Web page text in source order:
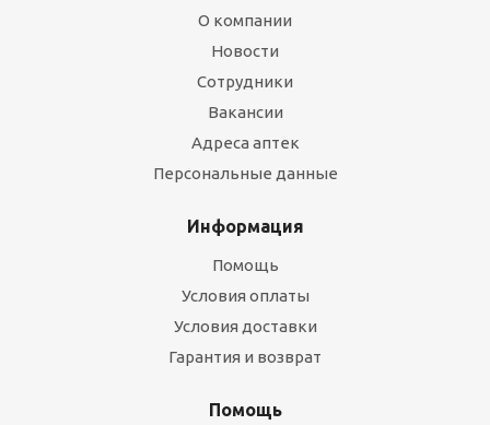
О компании
Новости
Сотрудники
Вакансии
Адреса аптек
Персональные данные
Информация
Помощь
Условия оплаты
Условия доставки
Гарантия и возврат
Помощь